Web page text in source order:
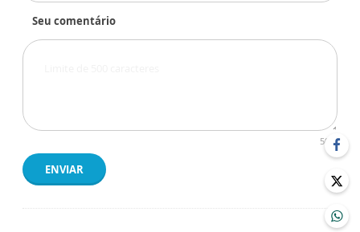
Seu comentário
500
ENVIAR